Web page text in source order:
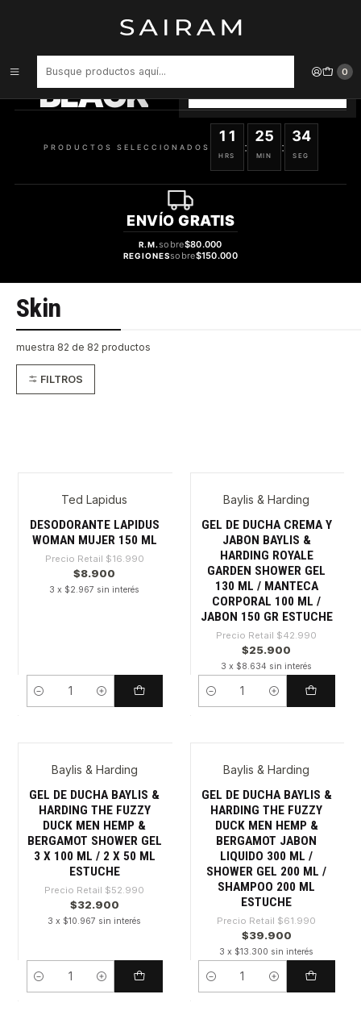
0
BLACK VER OFERTAS
PRODUCTOS SELECCIONADOS
11
HRS
:
25
MIN
:
33
SEG
ENVÍO GRATIS
R.M.sobre$80.000
REGIONESsobre$150.000
Skin
muestra 82 de 82 productos
FILTROS
Ted Lapidus
DESODORANTE LAPIDUS
WOMAN MUJER 150 ML
Precio Retail $16.990
$8.900
3 x $2.967 sin interés
Cantidad
-39%
Baylis & Harding
GEL DE DUCHA CREMA Y
JABON BAYLIS &
HARDING ROYALE
GARDEN SHOWER GEL
130 ML / MANTECA
CORPORAL 100 ML /
JABON 150 GR ESTUCHE
Precio Retail $42.990
$25.900
3 x $8.634 sin interés
Cantidad
-37%
Baylis & Harding
GEL DE DUCHA BAYLIS &
HARDING THE FUZZY
DUCK MEN HEMP &
BERGAMOT SHOWER GEL
3 X 100 ML / 2 X 50 ML
ESTUCHE
Precio Retail $52.990
$32.900
3 x $10.967 sin interés
Cantidad
-35%
Baylis & Harding
GEL DE DUCHA BAYLIS &
HARDING THE FUZZY
DUCK MEN HEMP &
BERGAMOT JABON
LIQUIDO 300 ML /
SHOWER GEL 200 ML /
SHAMPOO 200 ML
ESTUCHE
Precio Retail $61.990
$39.900
3 x $13.300 sin interés
Cantidad